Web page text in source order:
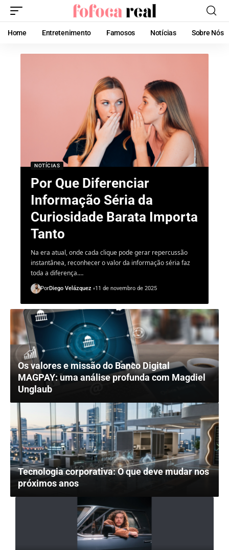
Home Entretenimento Famosos Notícias Sobre Nós
NOTÍCIAS
Por Que Diferenciar
Informação Séria da
Curiosidade Barata Importa
Tanto
Na era atual, onde cada clique pode gerar repercussão
instantânea, reconhecer o valor da informação séria faz
toda a diferença.…
PorDiego Velázquez 11 de novembro de 2025
Os valores e missão do Banco Digital
MAGPAY: uma análise profunda com Magdiel
Unglaub
Tecnologia corporativa: O que deve mudar nos
próximos anos